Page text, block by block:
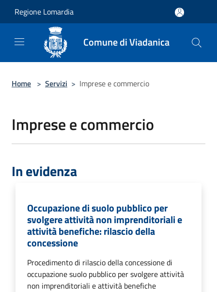
Regione Lomardia
Comune di Viadanica
Home > Servizi > Imprese e commercio
Imprese e commercio
In evidenza
Occupazione di suolo pubblico per
svolgere attività non imprenditoriali e
attività benefiche: rilascio della
concessione
Procedimento di rilascio della concessione di
occupazione suolo pubblico per svolgere attività
non imprenditoriali e attività benefiche